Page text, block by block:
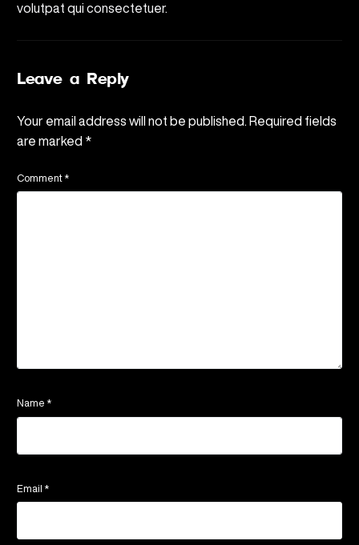
volutpat qui consectetuer.
Leave a Reply
Your email address will not be published.
Required fields
are marked *
Comment *
Name *
Email *